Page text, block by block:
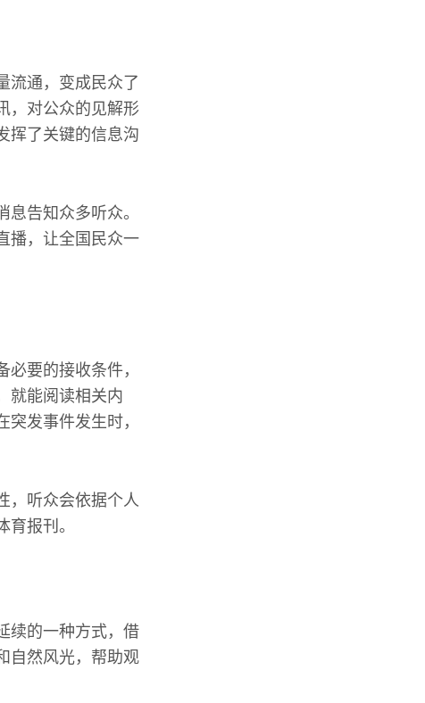
流通，变成民众了
，对公众的见解形
挥了关键的信息沟
告知众多听众。
播，让全国民众一
要的接收条件，
就能阅读相关内
发事件发生时，
，听众会依据个人
报刊。
续的一种方式，借
自然风光，帮助观